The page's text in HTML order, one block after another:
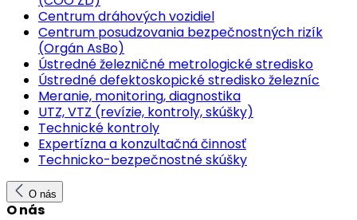
Centrum dráhových vozidiel
Centrum posudzovania bezpečnostných rizík
(Orgán AsBo)
Ústredné železničné metrologické stredisko
Ústredné defektoskopické stredisko železníc
Meranie, monitoring, diagnostika
UTZ, VTZ (revízie, kontroly, skúšky)
Technické kontroly
Expertízna a konzultačná činnosť
Technicko-bezpečnostné skúšky
O nás
O nás